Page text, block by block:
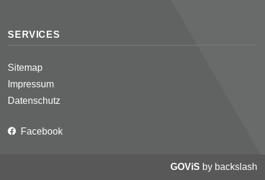
SERVICES
Sitemap
Impressum
Datenschutz
Facebook
GOViS by backslash